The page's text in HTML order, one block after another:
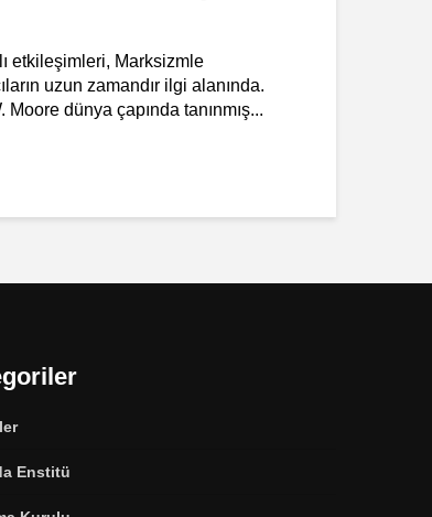
etkileşimleri, Marksizmle
uzun zamandır ilgi alanında.
Moore dünya çapında tanınmış...
Enstitü